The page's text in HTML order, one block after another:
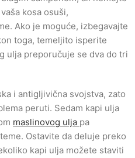
kosa osuši,
Ako je moguće, izbegavajte
toga, temeljito isperite
ulja preporučuje se dva do tri
i antigljivična svojstva, zato
peruti. Sedam kapi ulja
maslinovog ulja pa
Ostavite da deluje preko
kapi ulja možete staviti